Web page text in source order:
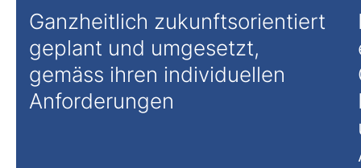
Ganzheitlich zukunftsorientiert
geplant und umgesetzt,
gemäss ihren individuellen
Anforderungen